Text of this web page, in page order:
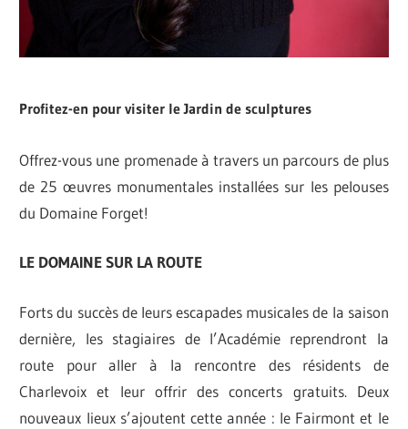
Profitez-en pour visiter le Jardin de sculptures
Offrez-vous une promenade à travers un parcours de plus
de 25 œuvres monumentales installées sur les pelouses
du Domaine Forget!
LE DOMAINE SUR LA ROUTE
Forts du succès de leurs escapades musicales de la saison
dernière, les stagiaires de l’Académie reprendront la
route pour aller à la rencontre des résidents de
Charlevoix et leur offrir des concerts gratuits. Deux
nouveaux lieux s’ajoutent cette année : le Fairmont et le